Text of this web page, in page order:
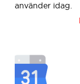
använder idag.